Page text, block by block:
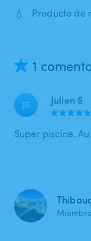
💧 Producto de
1
JS Julien S
Super piscine.